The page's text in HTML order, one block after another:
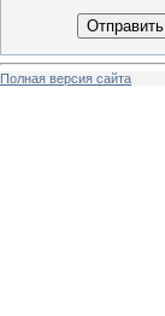
Отправить
Полная версия сайта